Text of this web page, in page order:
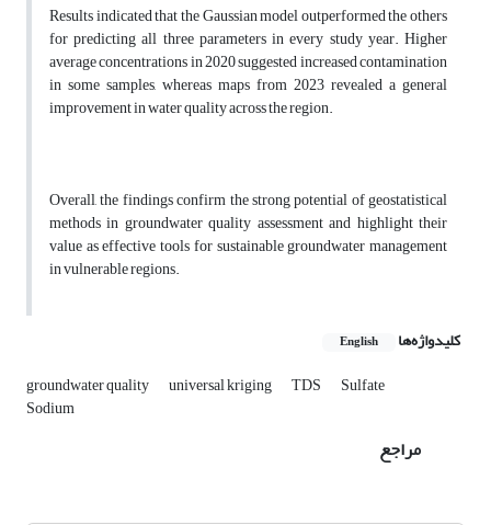
Results indicated that the Gaussian model outperformed the others
for predicting all three parameters in every study year. Higher
average concentrations in 2020 suggested increased contamination
in some samples, whereas maps from 2023 revealed a general
improvement in water quality across the region.
Overall, the findings confirm the strong potential of geostatistical
methods in groundwater quality assessment and highlight their
value as effective tools for sustainable groundwater management
in vulnerable regions.
کلیدواژه‌ها English
groundwater quality universal kriging TDS Sulfate
Sodium
مراجع